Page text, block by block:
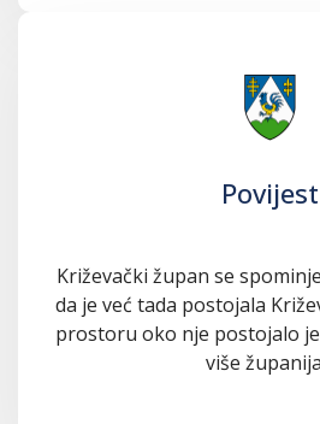
Povijest
Križevački župan se
da je već tada postojala
prostoru oko nje postojalo
više